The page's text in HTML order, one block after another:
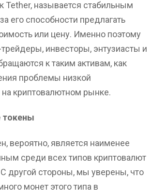
Tether, называется стабильным
его способности предлагать
или цену. Именно поэтому
инвесторы, энтузиасты и
к таким активам, как
проблемы низкой
на криптовалютном рынке.
токены
вероятно, является наименее
среди всех типов криптовалют
другой стороны, мы уверены, что
монет этого типа в